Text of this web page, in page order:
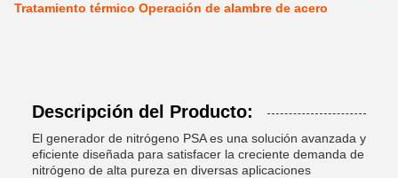
Tratamiento térmico Operación de alambre de acero
Descripción del Producto:
El generador de nitrógeno PSA es una solución avanzada y
eficiente diseñada para satisfacer la creciente demanda de
nitrógeno de alta pureza en diversas aplicaciones